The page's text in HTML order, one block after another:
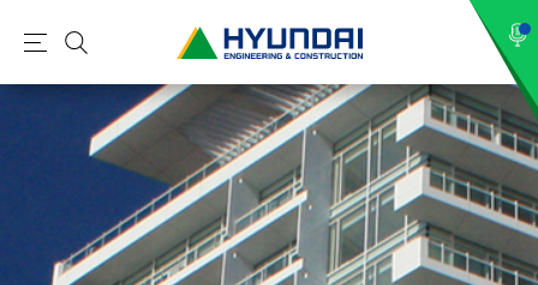
현
건
설
(
H
Y
U
메
뉴
검
색